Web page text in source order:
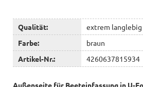
Qualität:
extrem
Farbe:
braun
Artikel-Nr.:
4260637815934
Außenseite für Beeteinfassung in U-